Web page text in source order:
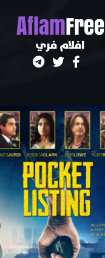
AflamFree
افلام فري